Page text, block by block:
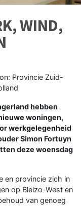
WIND,
Provincie Zuid-
hebben
woningen,
werkgelegenheid
Simon Fortuyn
deze woensdag
en provincie zich in
op Bleizo-West en
van genoeg